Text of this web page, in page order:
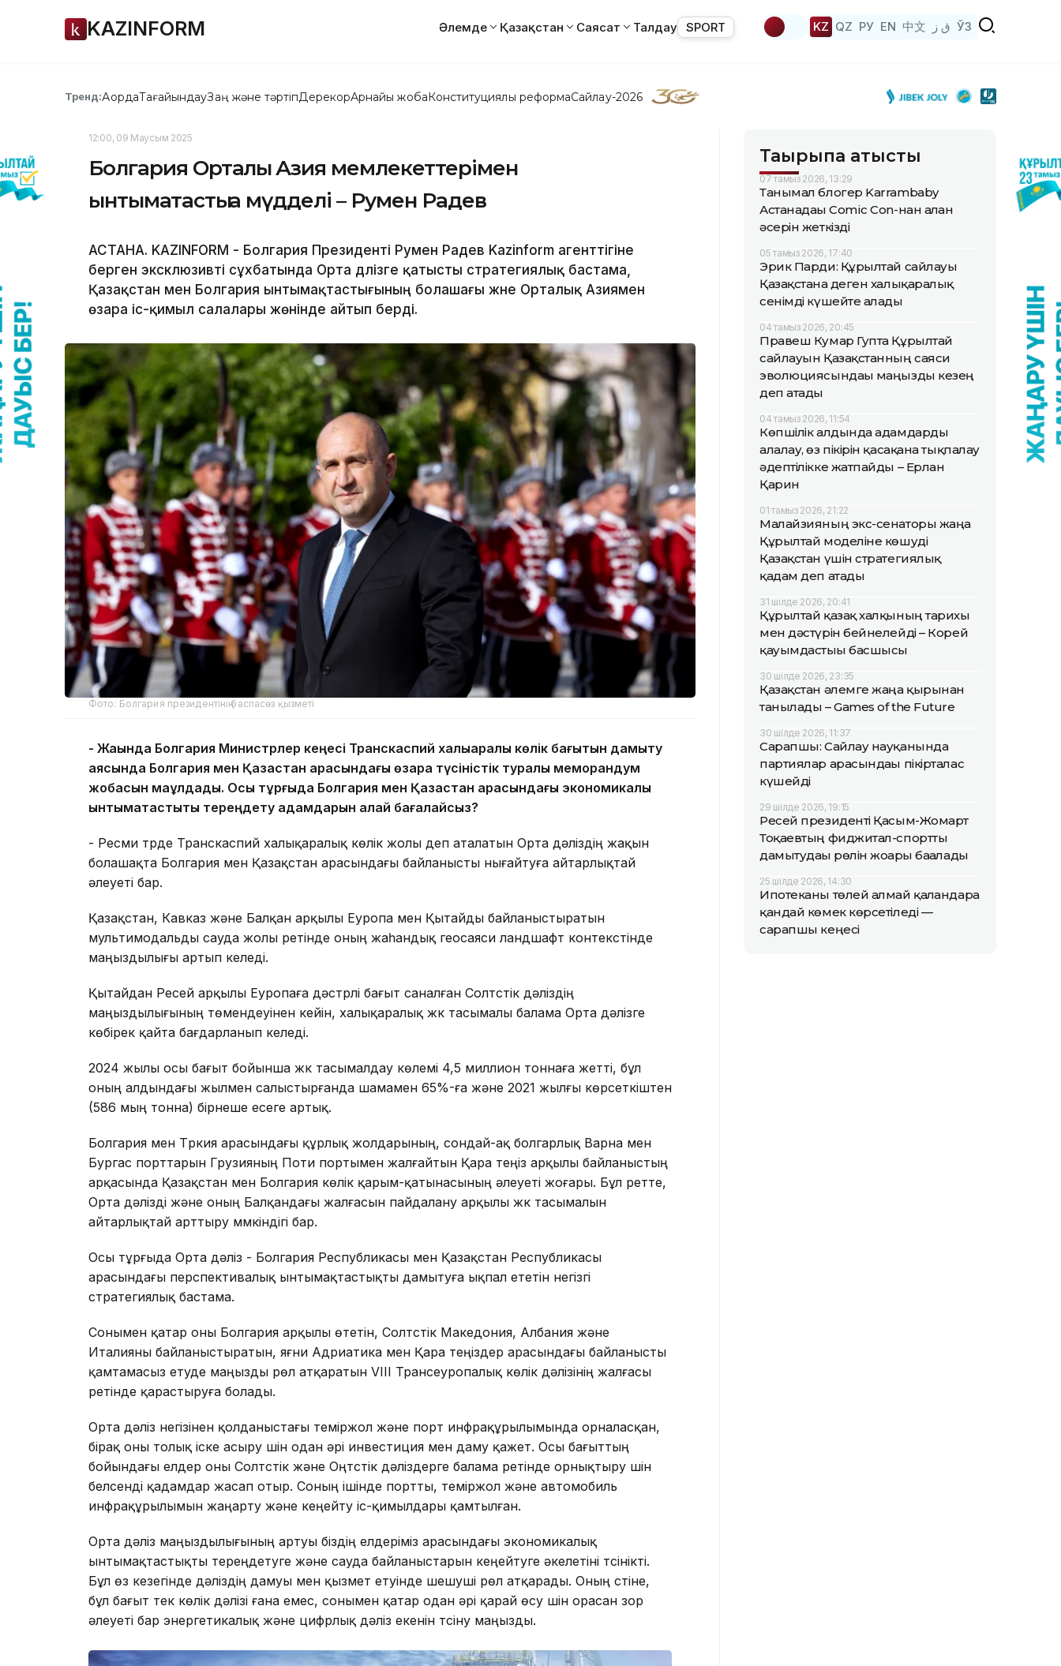
KAZINFORM Әлемде Қазақстан Саясат Талдау SPORT KZ QZ РУ EN 中文 ق ز ЎЗ
Тренд:АқордаТағайындауЗаң және тәртіпДерекқорАрнайы жобаКонституциялық реформаСайлау-2026
12:00, 09 Маусым 2025
Болгария Орталық Азия мемлекеттерімен
ынтымақтастыққа мүдделі – Румен Радев
АСТАНА. KAZINFORM - Болгария Президенті Румен Радев Kazinform агенттігіне
берген эксклюзивті сұхбатында Орта дәлізге қатысты стратегиялық бастама,
Қазақстан мен Болгария ынтымақтастығының болашағы және Орталық Азиямен
өзара іс-қимыл салалары жөнінде айтып берді.
Фото: Болгария президентінің баспасөз қызметі
- Жақында Болгария Министрлер кеңесі Транскаспий халықаралық көлік бағытын дамыту
аясында Болгария мен Қазақстан арасындағы өзара түсіністік туралы меморандум
жобасын мақұлдады. Осы тұрғыда Болгария мен Қазақстан арасындағы экономикалық
ынтымақтастықты тереңдету қадамдарын қалай бағалайсыз?
- Ресми түрде Транскаспий халықаралық көлік жолы деп аталатын Орта дәліздің жақын
болашақта Болгария мен Қазақстан арасындағы байланысты нығайтуға айтарлықтай
әлеуеті бар.
Қазақстан, Кавказ және Балқан арқылы Еуропа мен Қытайды байланыстыратын
мультимодальды сауда жолы ретінде оның жаһандық геосаяси ландшафт контекстінде
маңыздылығы артып келеді.
Қытайдан Ресей арқылы Еуропаға дәстүрлі бағыт саналған Солтүстік дәліздің
маңыздылығының төмендеуінен кейін, халықаралық жүк тасымалы балама Орта дәлізге
көбірек қайта бағдарланып келеді.
2024 жылы осы бағыт бойынша жүк тасымалдау көлемі 4,5 миллион тоннаға жетті, бұл
оның алдындағы жылмен салыстырғанда шамамен 65%-ға және 2021 жылғы көрсеткіштен
(586 мың тонна) бірнеше есеге артық.
Болгария мен Түркия арасындағы құрлық жолдарының, сондай-ақ болгарлық Варна мен
Бургас порттарын Грузияның Поти портымен жалғайтын Қара теңіз арқылы байланыстың
арқасында Қазақстан мен Болгария көлік қарым-қатынасының әлеуеті жоғары. Бұл ретте,
Орта дәлізді және оның Балқандағы жалғасын пайдалану арқылы жүк тасымалын
айтарлықтай арттыру мүмкіндігі бар.
Осы тұрғыда Орта дәліз - Болгария Республикасы мен Қазақстан Республикасы
арасындағы перспективалық ынтымақтастықты дамытуға ықпал ететін негізгі
стратегиялық бастама.
Сонымен қатар оны Болгария арқылы өтетін, Солтүстік Македония, Албания және
Италияны байланыстыратын, яғни Адриатика мен Қара теңіздер арасындағы байланысты
қамтамасыз етуде маңызды рөл атқаратын VIII Трансеуропалық көлік дәлізінің жалғасы
ретінде қарастыруға болады.
Орта дәліз негізінен қолданыстағы теміржол және порт инфрақұрылымында орналасқан,
бірақ оны толық іске асыру үшін одан әрі инвестиция мен даму қажет. Осы бағыттың
бойындағы елдер оны Солтүстік және Оңтүстік дәліздерге балама ретінде орнықтыру үшін
белсенді қадамдар жасап отыр. Соның ішінде портты, теміржол және автомобиль
инфрақұрылымын жаңарту және кеңейту іс-қимылдары қамтылған.
Орта дәліз маңыздылығының артуы біздің елдеріміз арасындағы экономикалық
ынтымақтастықты тереңдетуге және сауда байланыстарын кеңейтуге әкелетіні түсінікті.
Бұл өз кезегінде дәліздің дамуы мен қызмет етуінде шешуші рөл атқарады. Оның үстіне,
бұл бағыт тек көлік дәлізі ғана емес, сонымен қатар одан әрі қарай өсу үшін орасан зор
әлеуеті бар энергетикалық және цифрлық дәліз екенін түсіну маңызды.
Тақырыпқа қатысты
07 тамыз 2026, 13:29
Танымал блогер Karrambaby
Астанадағы Comic Con-нан алған
әсерін жеткізді
05 тамыз 2026, 17:40
Эрик Парди: Құрылтай сайлауы
Қазақстанға деген халықаралық
сенімді күшейте алады
04 тамыз 2026, 20:45
Правеш Кумар Гупта Құрылтай
сайлауын Қазақстанның саяси
эволюциясындағы маңызды кезең
деп атады
04 тамыз 2026, 11:54
Көпшілік алдында адамдарды
алалау, өз пікірін қасақана тықпалау
әдептілікке жатпайды – Ерлан
Қарин
01 тамыз 2026, 21:22
Малайзияның экс-сенаторы жаңа
Құрылтай моделіне көшуді
Қазақстан үшін стратегиялық
қадам деп атады
31 шілде 2026, 20:41
Құрылтай қазақ халқының тарихы
мен дәстүрін бейнелейді – Корей
қауымдастығы басшысы
30 шілде 2026, 23:35
Қазақстан әлемге жаңа қырынан
танылады – Games of the Future
30 шілде 2026, 11:37
Сарапшы: Сайлау науқанында
партиялар арасындағы пікірталас
күшейді
29 шілде 2026, 19:15
Ресей президенті Қасым-Жомарт
Тоқаевтың фиджитал-спортты
дамытудағы рөлін жоғары бағалады
25 шілде 2026, 14:30
Ипотеканы төлей алмай қалғандарға
қандай көмек көрсетіледі —
сарапшы кеңесі